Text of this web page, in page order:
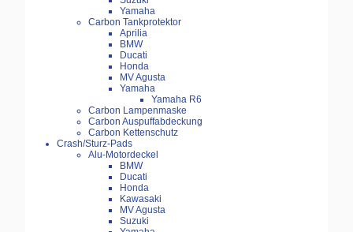
Yamaha
Carbon Tankprotektor
Aprilia
BMW
Ducati
Honda
MV Agusta
Yamaha
Yamaha R6
Carbon Lampenmaske
Carbon Auspuffabdeckung
Carbon Kettenschutz
Crash/Sturz-Pads
Alu-Motordeckel
BMW
Ducati
Honda
Kawasaki
MV Agusta
Suzuki